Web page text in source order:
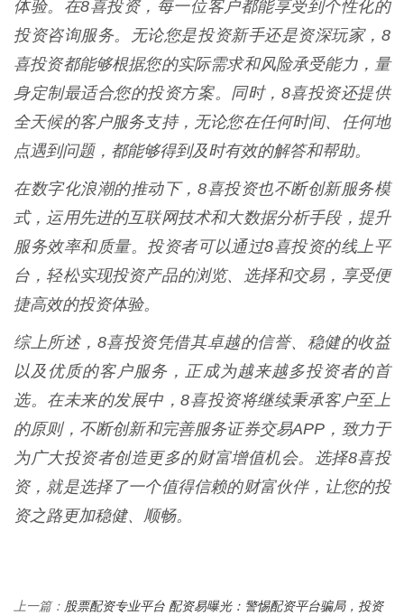
体验。在8喜投资，每一位客户都能享受到个性化的
投资咨询服务。无论您是投资新手还是资深玩家，8
喜投资都能够根据您的实际需求和风险承受能力，量
身定制最适合您的投资方案。同时，8喜投资还提供
全天候的客户服务支持，无论您在任何时间、任何地
点遇到问题，都能够得到及时有效的解答和帮助。
在数字化浪潮的推动下，8喜投资也不断创新服务模
式，运用先进的互联网技术和大数据分析手段，提升
服务效率和质量。投资者可以通过8喜投资的线上平
台，轻松实现投资产品的浏览、选择和交易，享受便
捷高效的投资体验。
综上所述，8喜投资凭借其卓越的信誉、稳健的收益
以及优质的客户服务，正成为越来越多投资者的首
选。在未来的发展中，8喜投资将继续秉承客户至上
的原则，不断创新和完善服务证券交易APP，致力于
为广大投资者创造更多的财富增值机会。选择8喜投
资，就是选择了一个值得信赖的财富伙伴，让您的投
资之路更加稳健、顺畅。
上一篇： 股票配资专业平台 配资易曝光：警惕配资平台骗局，投资